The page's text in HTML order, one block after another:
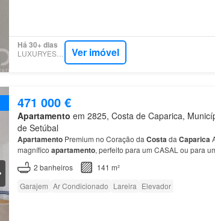
Há 30+ dias
LUXURYESTATE Ver imóvel
471 000 €
Apartamento em 2825, Costa de Caparica,
de Setúbal
ApartamentoPremium no Coração da Costada Caparica
magnífico apartamento, perfeito para um CASAL ou para
de Situado no centro da
2 banheiros
141 m²
Garajem Ar Condicionado Lareira Elevador